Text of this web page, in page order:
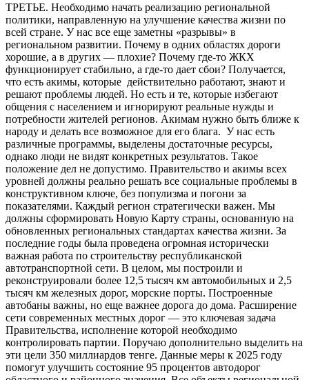
ТРЕТЬЕ. Необходимо начать реализацию региональной
политики, направленную на улучшение качества жизни по
всей стране. У нас все еще заметны «разрывы» в
региональном развитии. Почему в одних областях дороги
хорошие, а в других — плохие? Почему где-то ЖКХ
функционирует стабильно, а где-то дает сбои? Получается,
что есть акимы, которые действительно работают, знают и
решают проблемы людей. Но есть и те, которые избегают
общения с населением и игнорируют реальные нужды и
потребности жителей регионов. Акимам нужно быть ближе к
народу и делать все возможное для его блага. У нас есть
различные программы, выделены достаточные ресурсы,
однако люди не видят конкретных результатов. Такое
положение дел не допустимо. Правительство и акимы всех
уровней должны реально решать все социальные проблемы в
конструктивном ключе, без популизма и погони за
показателями. Каждый регион стратегически важен. Мы
должны сформировать Новую Карту страны, основанную на
обновленных региональных стандартах качества жизни. За
последние годы была проведена огромная исторически
важная работа по строительству республиканской
автотранспортной сети. В целом, мы построили и
реконструировали более 12,5 тысяч км автомобильных и 2,5
тысяч км железных дорог, морские порты. Построенные
автобаны важны, но еще важнее дорога до дома. Расширение
сети современных местных дорог — это ключевая задача
Правительства, исполнение которой необходимо
контролировать партии. Поручаю дополнительно выделить на
эти цели 350 миллиардов тенге. Данные меры к 2025 году
помогут улучшить состояние 95 процентов автодорог